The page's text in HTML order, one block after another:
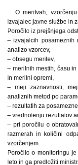
O meritvah,
izvajalec javne službe in
Poročilo iz prejšnjega
– izvajalcih
analizo vzorcev,
– obsegu meritev,
– merilnih mestih, času
in merilni opremi,
– meji zaznavnosti,
analiznih metod po
– rezultatih za
– vrednotenju rezultatov
– pri poročilu o
razmerah in količini
vzorčenjem.
Poročilo o monitoringu
leto in ga predložiti